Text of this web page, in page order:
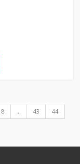
8 ... 43
44